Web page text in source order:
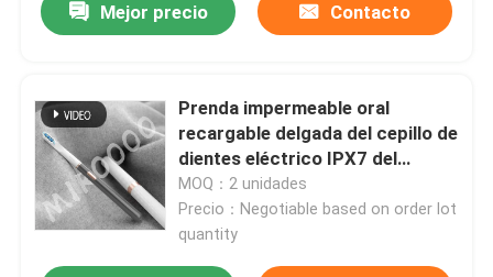
Productos
Los vídeos
Sobre nosotros
Recorrido por la fábrica
Mejor precio Contacto
Prenda impermeable oral
recargable delgada del cepillo de
dientes eléctrico IPX7 del
cuidado con 3 modos
MOQ：2 unidades
Precio：Negotiable based on order lot
quantity